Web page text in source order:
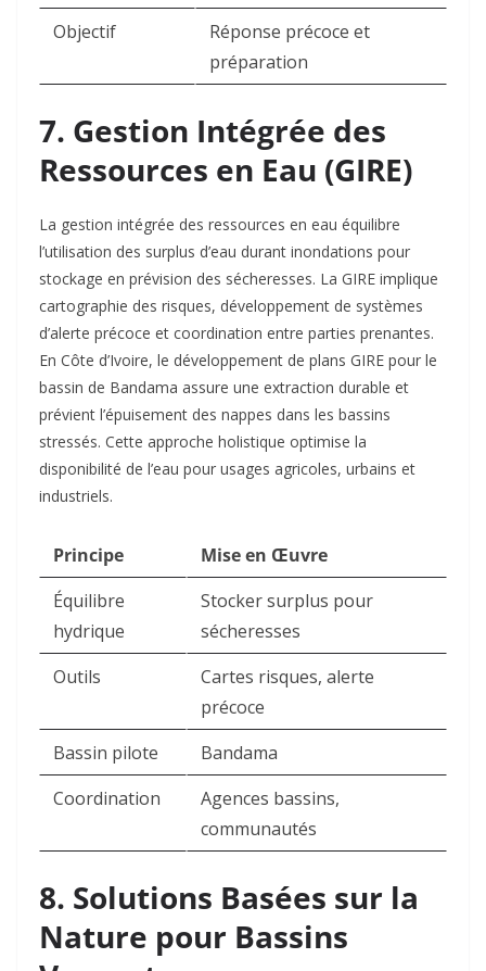
Objectif
Réponse précoce et
préparation ​
7. Gestion Intégrée des
Ressources en Eau (GIRE)
La gestion intégrée des ressources en eau équilibre
l’utilisation des surplus d’eau durant inondations pour
stockage en prévision des sécheresses. La GIRE implique
cartographie des risques, développement de systèmes
d’alerte précoce et coordination entre parties prenantes.
En Côte d’Ivoire, le développement de plans GIRE pour le
bassin de Bandama assure une extraction durable et
prévient l’épuisement des nappes dans les bassins
stressés. Cette approche holistique optimise la
disponibilité de l’eau pour usages agricoles, urbains et
industriels.
Principe
Mise en Œuvre
Équilibre
hydrique
Stocker surplus pour
sécheresses ​
Outils
Cartes risques, alerte
précoce ​
Bassin pilote
Bandama ​
Coordination
Agences bassins,
communautés ​
8. Solutions Basées sur la
Nature pour Bassins